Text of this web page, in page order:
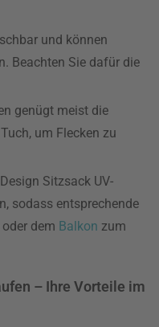
und können
Beachten Sie dafür die
genügt meist die
um Flecken zu
Sitzsack UV-
sodass entsprechende
dem Balkon zum
– Ihre Vorteile im